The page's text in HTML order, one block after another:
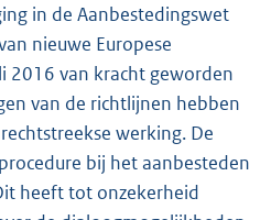
in de Aanbestedingswet
nieuwe Europese
2016 van kracht geworden
van de richtlijnen hebben
werking. De
bij het aanbesteden
heeft tot onzekerheid